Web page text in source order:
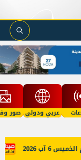
عربي ودولي صور
2026